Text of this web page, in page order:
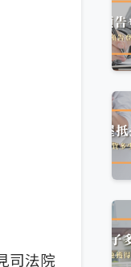
司法院